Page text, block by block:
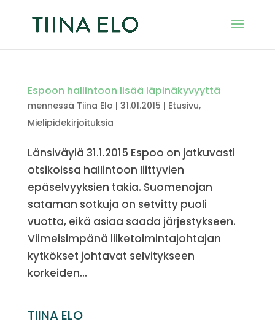
Espoon hallintoon lisää läpinäkyvyyttä
mennessä Tiina Elo | 31.01.2015 | Etusivu,
Mielipidekirjoituksia
Länsiväylä 31.1.2015 Espoo on jatkuvasti
otsikoissa hallintoon liittyvien
epäselvyyksien takia. Suomenojan
sataman sotkuja on setvitty puoli
vuotta, eikä asiaa saada järjestykseen.
Viimeisimpänä liiketoimintajohtajan
kytkökset johtavat selvitykseen
korkeiden...
TIINA ELO